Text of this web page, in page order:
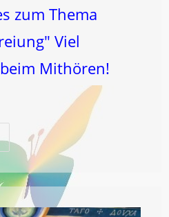
zum Thema
Viel
beim Mithören!